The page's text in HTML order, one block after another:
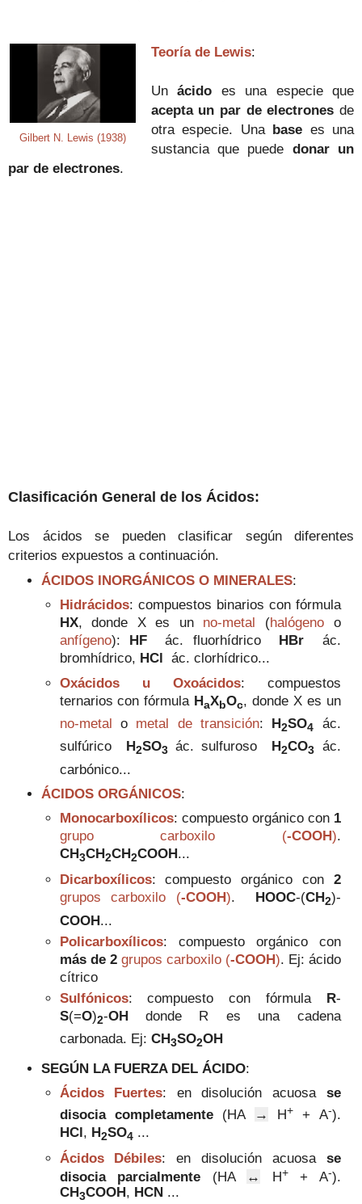
Gilbert N. Lewis (1938)
Teoría de Lewis:
Un ácido es una especie que
acepta un par de electrones de
otra especie. Una base es una
sustancia que puede donar un
par de electrones.
Clasificación General de los Ácidos:
Los ácidos se pueden clasificar según diferentes
criterios expuestos a continuación.
ÁCIDOS INORGÁNICOS O MINERALES:
Hidrácidos: compuestos binarios con fórmula
HX, donde X es un no-metal (halógenoo
anfígeno): HF ác. fluorhídricoHBr
ác.
bromhídrico, HCl ác. clorhídrico...
Oxácidos u Oxoácidos: compuestos
ternarios con fórmula HaX bOc, donde X es un
no-metal o metal de transición: H2SO4
ác.
sulfúrico H2SO3 ác. sulfuroso H2CO3
ác.
carbónico...
ÁCIDOS ORGÁNICOS:
Monocarboxílicos: compuesto orgánico con 1
grupo carboxilo (-COOH).
CH3CH2CH2COOH...
Dicarboxílicos: compuesto orgánico con
2
grupos carboxilo (-COOH). HOOC-(CH2)-
COOH...
Policarboxílicos: compuesto orgánico con
más de 2 grupos carboxilo (-COOH). Ej: ácido
cítrico
Sulfónicos: compuesto con fórmula R-
S(=O)2-OH donde R es una cadena
carbonada. Ej: CH3SO2OH
SEGÚN LA FUERZA DEL ÁCIDO:
Ácidos Fuertes: en disolución acuosa se
disocia completamente(HA → H++ A-).
HCl, H2SO4 ...
Ácidos Débiles: en disolución acuosa se
disocia parcialmente (HA ↔ H++ A-).
CH3COOH, HCN